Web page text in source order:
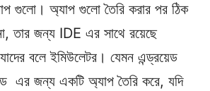
গুলো। অ্যাপ গুলো তৈরি করার পর ঠিক
তার জন্য IDE এর সাথে রয়েছে
বলে ইমিউলেটর। যেমন এন্ড্রয়েড
এর জন্য একটি অ্যাপ তৈরি করে, যদি